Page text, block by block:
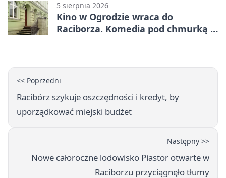
5 sierpnia 2026
Kino w Ogrodzie wraca do
Raciborza. Komedia pod chmurką w
<< Poprzedni
Racibórz szykuje oszczędności i kredyt, by
uporządkować miejski budżet
Następny >>
Nowe całoroczne lodowisko Piastor otwarte w
Raciborzu przyciągnęło tłumy